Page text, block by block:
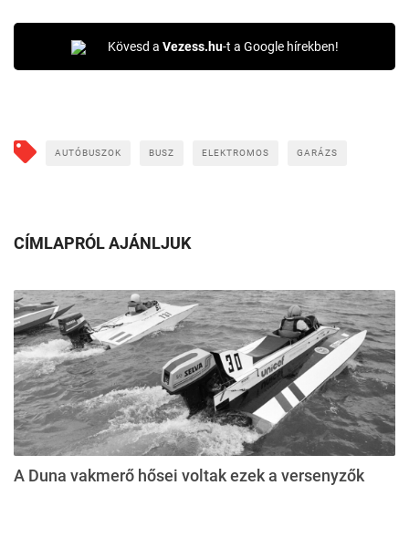
Kövesd a Vezess.hu-t a Google hírekben!
AUTÓBUSZOK BUSZ ELEKTROMOS GARÁZS
CÍMLAPRÓL AJÁNLJUK
A Duna vakmerő hősei voltak ezek a versenyzők